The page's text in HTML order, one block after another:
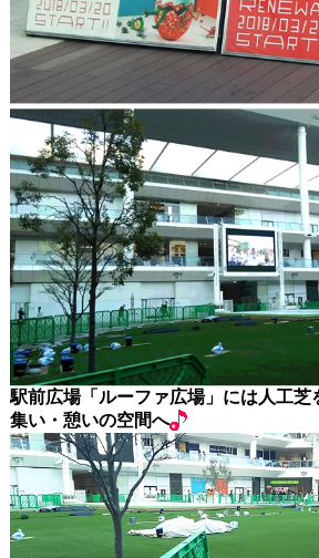
駅前広場「ルーファ広場」には人工芝
集い・憩いの空間へ